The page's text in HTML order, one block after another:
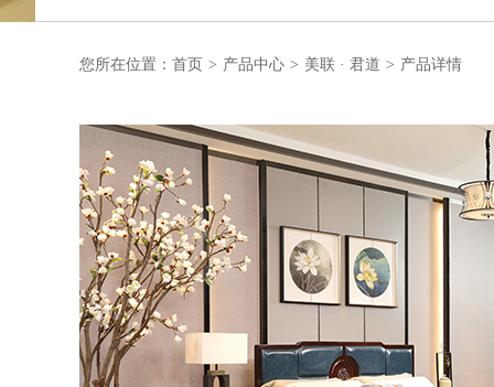
您所在位置： 首页 > 产品中心 > 美联 · 君道 > 产品详情